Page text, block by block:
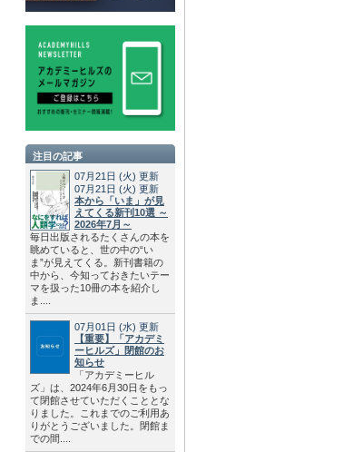
注目の記事
07月21日 (火) 更新
07月21日 (火) 更新
本から「いま」が見
えてくる新刊10選 ～
2026年7月～
毎日出版されるたくさんの本を
眺めていると、世の中の“い
ま”が見えてくる。新刊書籍の
中から、今知っておきたいテー
マを扱った10冊の本を紹介し
ま....
07月01日 (水) 更新
【重要】「アカデミ
ーヒルズ」閉館のお
知らせ
「アカデミーヒル
ズ」は、2024年6月30日をもっ
て閉館させていただくこととな
りました。これまでのご利用あ
りがとうございました。閉館ま
での間....